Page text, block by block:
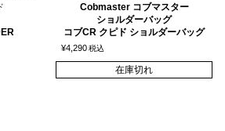
Cobmaster コブマスター
ショルダーバッグ
コブCR クピド ショルダーバッグ
¥4,290税込
在庫切れ